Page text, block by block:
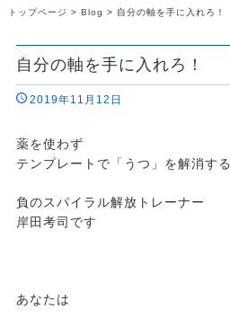
トップページ > Blog > 自分の軸を手に入れろ！
自分の軸を手に入れろ！
2019年11月12日
薬を使わず
テンプレートで「うつ」を解消する
負のスパイラル解放トレーナー
岸田考司です
あなたは